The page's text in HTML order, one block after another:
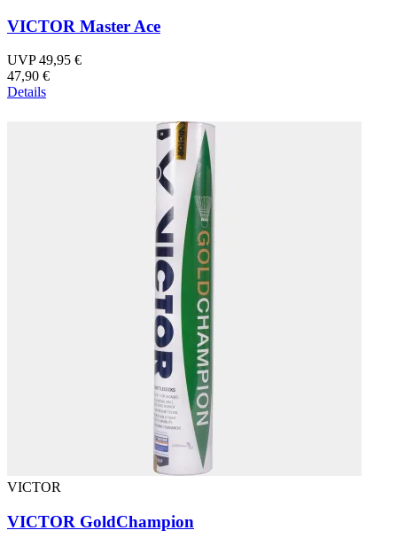
VICTOR Master Ace
UVP 49,95 €
47,90 €
Details
VICTOR
VICTOR GoldChampion